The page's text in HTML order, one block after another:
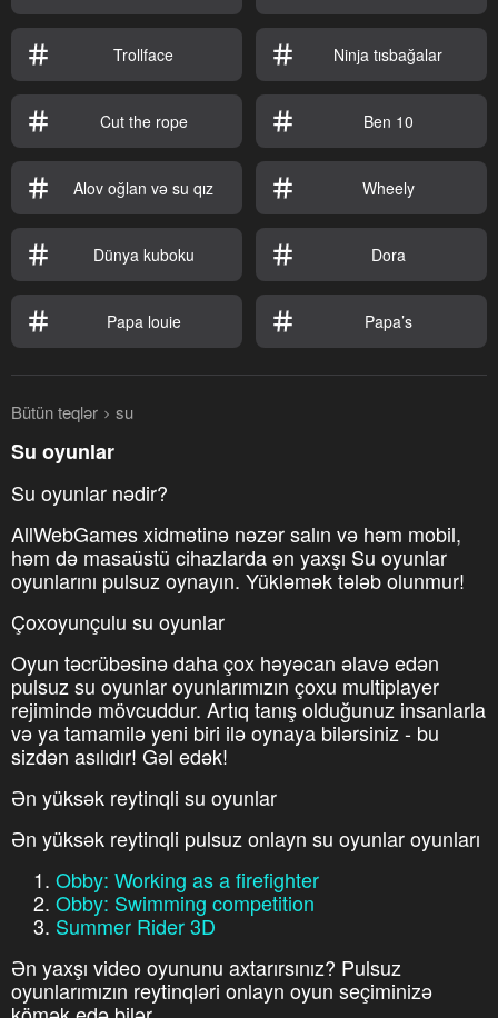
Trollface Ninja tısbağalar
Cut the rope Ben 10
Alov oğlan və su qız Wheely
Dünya kuboku Dora
Papa louie Papa’s
Bütün teqlər su
Su oyunlar
Su oyunlar nədir?
AllWebGames xidmətinə nəzər salın və həm mobil,
həm də masaüstü cihazlarda ən yaxşı Su oyunlar
oyunlarını pulsuz oynayın. Yükləmək tələb olunmur!
Çoxoyunçulu su oyunlar
Oyun təcrübəsinə daha çox həyəcan əlavə edən
pulsuz su oyunlar oyunlarımızın çoxu multiplayer
rejimində mövcuddur. Artıq tanış olduğunuz insanlarla
və ya tamamilə yeni biri ilə oynaya bilərsiniz - bu
sizdən asılıdır! Gəl edək!
Ən yüksək reytinqli su oyunlar
Ən yüksək reytinqli pulsuz onlayn su oyunlar oyunları
Obby: Working as a firefighter
Obby: Swimming competition
Summer Rider 3D
Ən yaxşı video oyununu axtarırsınız? Pulsuz
oyunlarımızın reytinqləri onlayn oyun seçiminizə